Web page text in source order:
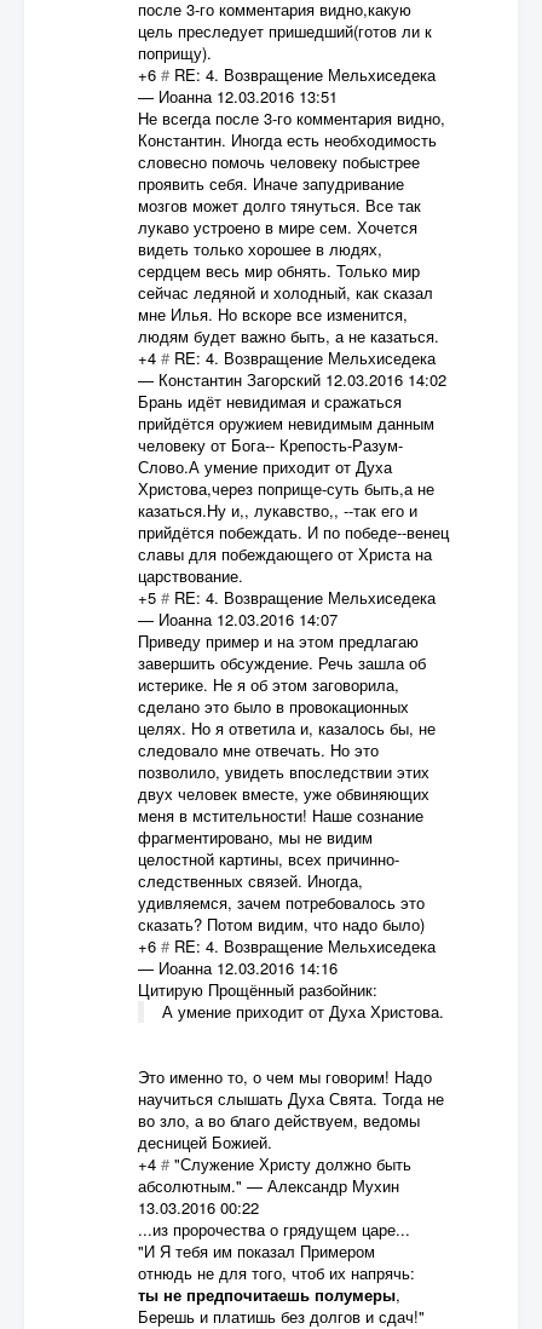
после 3-го комментария видно,какую
цель преследует пришедший(готов ли к
поприщу).
+6 # RE: 4. Возвращение Мельхиседека
— Иоанна 12.03.2016 13:51
Не всегда после 3-го комментария видно,
Константин. Иногда есть необходимость
словесно помочь человеку побыстрее
проявить себя. Иначе запудривание
мозгов может долго тянуться. Все так
лукаво устроено в мире сем. Хочется
видеть только хорошее в людях,
сердцем весь мир обнять. Только мир
сейчас ледяной и холодный, как сказал
мне Илья. Но вскоре все изменится,
людям будет важно быть, а не казаться.
+4 # RE: 4. Возвращение Мельхиседека
— Константин Загорский 12.03.2016 14:02
Брань идёт невидимая и сражаться
прийдётся оружием невидимым данным
человеку от Бога-- Крепость-Разум-
Слово.А умение приходит от Духа
Христова,через поприще-суть быть,а не
казаться.Ну и,, лукавство,, --так его и
прийдётся побеждать. И по победе--венец
славы для побеждающего от Христа на
царствование.
+5 # RE: 4. Возвращение Мельхиседека
— Иоанна 12.03.2016 14:07
Приведу пример и на этом предлагаю
завершить обсуждение. Речь зашла об
истерике. Не я об этом заговорила,
сделано это было в провокационных
целях. Но я ответила и, казалось бы, не
следовало мне отвечать. Но это
позволило, увидеть впоследствии этих
двух человек вместе, уже обвиняющих
меня в мстительности! Наше сознание
фрагментировано, мы не видим
целостной картины, всех причинно-
следственных связей. Иногда,
удивляемся, зачем потребовалось это
сказать? Потом видим, что надо было)
+6 # RE: 4. Возвращение Мельхиседека
— Иоанна 12.03.2016 14:16
Цитирую Прощённый разбойник:
А умение приходит от Духа Христова.
Это именно то, о чем мы говорим! Надо
научиться слышать Духа Свята. Тогда не
во зло, а во благо действуем, ведомы
десницей Божией.
+4 # "Служение Христу должно быть
абсолютным." — Александр Мухин
13.03.2016 00:22
...из пророчества о грядущем царе...
"И Я тебя им показал Примером
отнюдь не для того, чтоб их напрячь:
ты не предпочитаешь полумеры,
Берешь и платишь без долгов и сдач!"